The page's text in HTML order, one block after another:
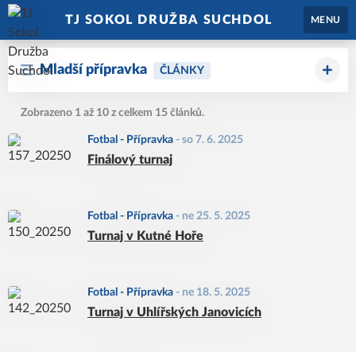
TJ SOKOL DRUŽBA SUCHDOL MENU
Mladší přípravka ČLÁNKY
Zobrazeno 1 až 10 z celkem 15 článků.
Fotbal - Přípravka - so 7. 6. 2025
Finálový turnaj
Fotbal - Přípravka - ne 25. 5. 2025
Turnaj v Kutné Hoře
Fotbal - Přípravka - ne 18. 5. 2025
Turnaj v Uhlířských Janovicích